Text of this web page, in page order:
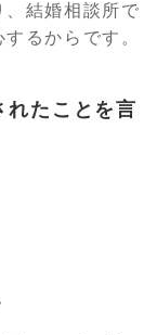
、結婚相談所で
るからです。
れたことを言